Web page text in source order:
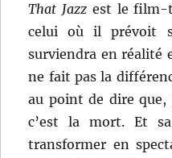
That Jazz est le film-
celui où il prévoit
surviendra en réalité
ne fait pas la
au point de dire
c’est la mort. Et
transformer en